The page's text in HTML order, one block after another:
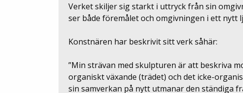
Verket skiljer sig starkt i uttryck från sin
ser både föremålet och omgivningen i ett nytt
Konstnären har beskrivit sitt verk såhär:
”Min strävan med skulpturen är att beskriva
organiskt växande (trädet) och det icke-
sin samverkan på nytt utmanar den ständiga